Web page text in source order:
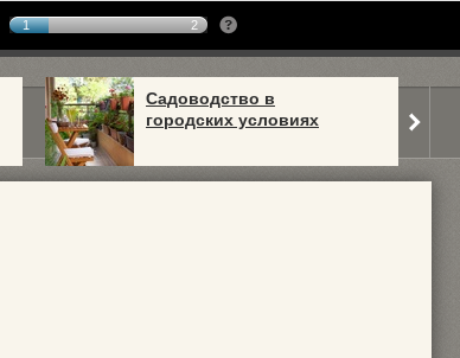
1 2
Садоводство в
городских условиях